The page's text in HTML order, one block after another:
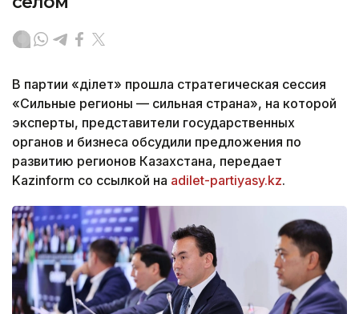
В партии «Әділет» прошла стратегическая сессия
«Сильные регионы — сильная страна», на которой
эксперты, представители государственных
органов и бизнеса обсудили предложения по
развитию регионов Казахстана, передает
Kazinform со ссылкой на adilet-partiyasy.kz.